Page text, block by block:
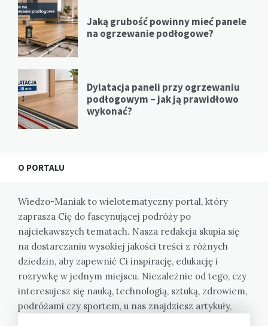
Jaką grubość powinny mieć panele
na ogrzewanie podłogowe?
Dylatacja paneli przy ogrzewaniu
podłogowym – jak ją prawidłowo
wykonać?
O PORTALU
Wiedzo-Maniak to wielotematyczny portal, który
zaprasza Cię do fascynującej podróży po
najciekawszych tematach. Nasza redakcja skupia się
na dostarczaniu wysokiej jakości treści z różnych
dziedzin, aby zapewnić Ci inspirację, edukację i
rozrywkę w jednym miejscu. Niezależnie od tego, czy
interesujesz się nauką, technologią, sztuką, zdrowiem,
podróżami czy sportem, u nas znajdziesz artykuły,